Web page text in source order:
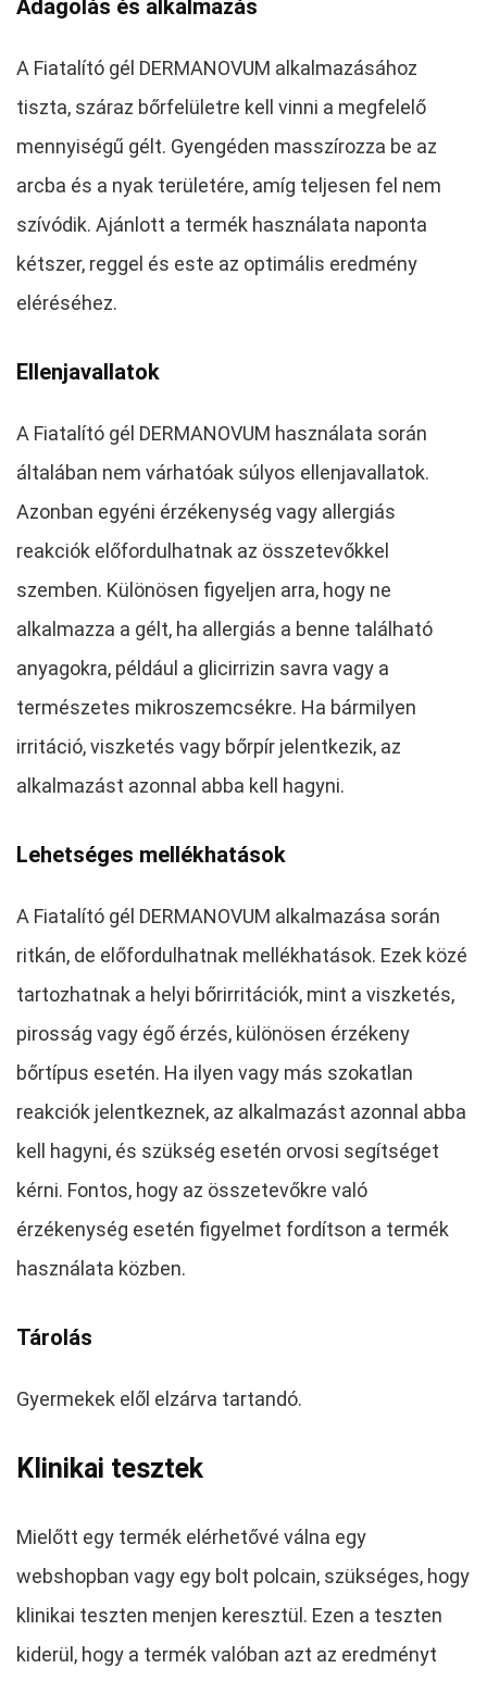
Adagolás és alkalmazás
A Fiatalító gél DERMANOVUM alkalmazásához
tiszta, száraz bőrfelületre kell vinni a megfelelő
mennyiségű gélt. Gyengéden masszírozza be az
arcba és a nyak területére, amíg teljesen fel nem
szívódik. Ajánlott a termék használata naponta
kétszer, reggel és este az optimális eredmény
eléréséhez.
Ellenjavallatok
A Fiatalító gél DERMANOVUM használata során
általában nem várhatóak súlyos ellenjavallatok.
Azonban egyéni érzékenység vagy allergiás
reakciók előfordulhatnak az összetevőkkel
szemben. Különösen figyeljen arra, hogy ne
alkalmazza a gélt, ha allergiás a benne található
anyagokra, például a glicirrizin savra vagy a
természetes mikroszemcsékre. Ha bármilyen
irritáció, viszketés vagy bőrpír jelentkezik, az
alkalmazást azonnal abba kell hagyni.
Lehetséges mellékhatások
A Fiatalító gél DERMANOVUM alkalmazása során
ritkán, de előfordulhatnak mellékhatások. Ezek közé
tartozhatnak a helyi bőrirritációk, mint a viszketés,
pirosság vagy égő érzés, különösen érzékeny
bőrtípus esetén. Ha ilyen vagy más szokatlan
reakciók jelentkeznek, az alkalmazást azonnal abba
kell hagyni, és szükség esetén orvosi segítséget
kérni. Fontos, hogy az összetevőkre való
érzékenység esetén figyelmet fordítson a termék
használata közben.
Tárolás
Gyermekek elől elzárva tartandó.
Klinikai tesztek
Mielőtt egy termék elérhetővé válna egy
webshopban vagy egy bolt polcain, szükséges, hogy
klinikai teszten menjen keresztül. Ezen a teszten
kiderül, hogy a termék valóban azt az eredményt